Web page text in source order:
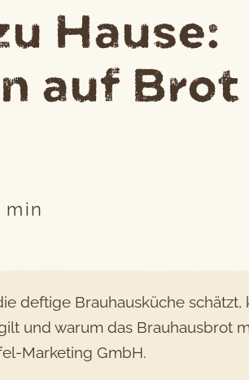
Hause:
auf Brot
min
deftige Brauhausküche schätzt,
und warum das Brauhausbrot
Marketing GmbH.